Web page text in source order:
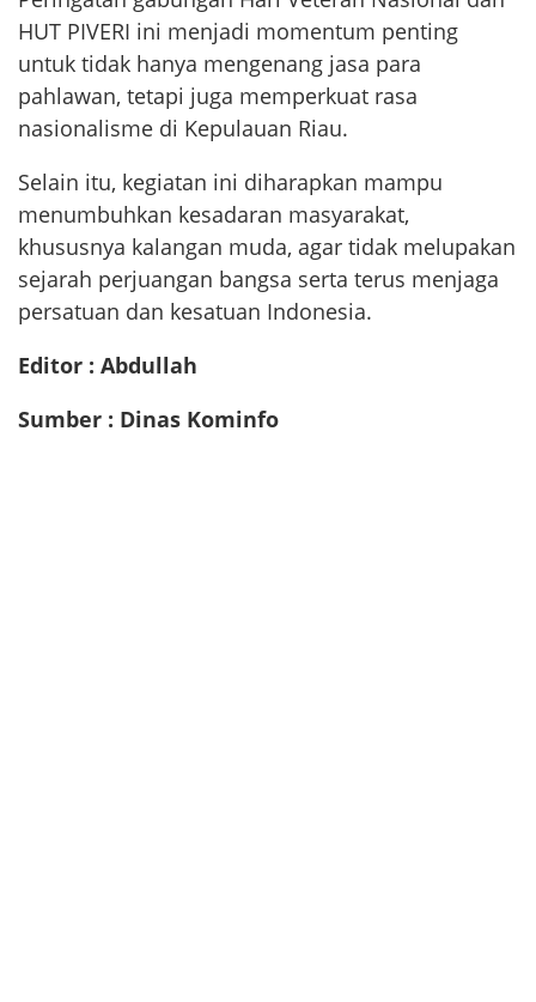
HUT PIVERI ini menjadi momentum penting
untuk tidak hanya mengenang jasa para
pahlawan, tetapi juga memperkuat rasa
nasionalisme di Kepulauan Riau.
Selain itu, kegiatan ini diharapkan mampu
menumbuhkan kesadaran masyarakat,
khususnya kalangan muda, agar tidak melupakan
sejarah perjuangan bangsa serta terus menjaga
persatuan dan kesatuan Indonesia.
Editor : Abdullah
Sumber : Dinas Kominfo